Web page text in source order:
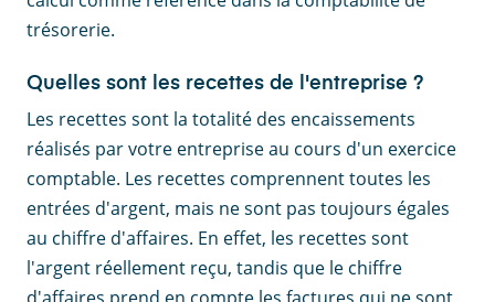
trésorerie.
Quelles sont les recettes de l'entreprise ?
Les recettes sont la totalité des encaissements
réalisés par votre entreprise au cours d'un exercice
comptable. Les recettes comprennent toutes les
entrées d'argent, mais ne sont pas toujours égales
au chiffre d'affaires. En effet, les recettes sont
l'argent réellement reçu, tandis que le chiffre